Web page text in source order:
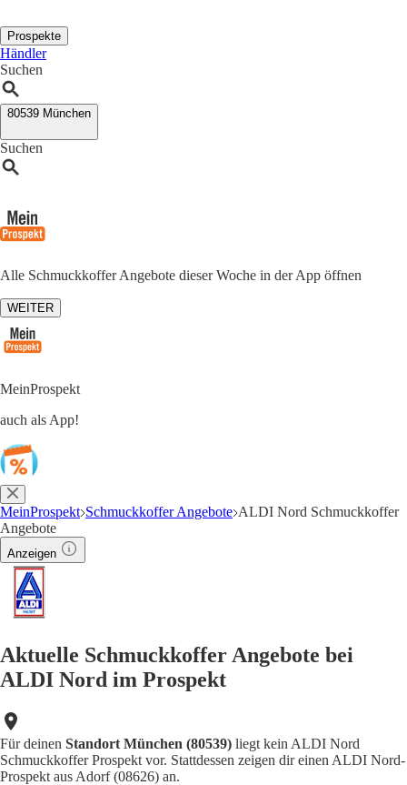
Prospekte
Händler
Suchen
80539 München
Suchen
Alle Schmuckkoffer Angebote dieser Woche in der App öffnen
WEITER
MeinProspekt
auch als App!
MeinProspekt Schmuckkoffer Angebote ALDI Nord Schmuckkoffer
Angebote
Anzeigen
Aktuelle Schmuckkoffer Angebote bei
ALDI Nord im Prospekt
Für deinen Standort München (80539) liegt kein ALDI Nord
Schmuckkoffer Prospekt vor. Stattdessen zeigen dir einen ALDI Nord-
Prospekt aus Adorf (08626) an.